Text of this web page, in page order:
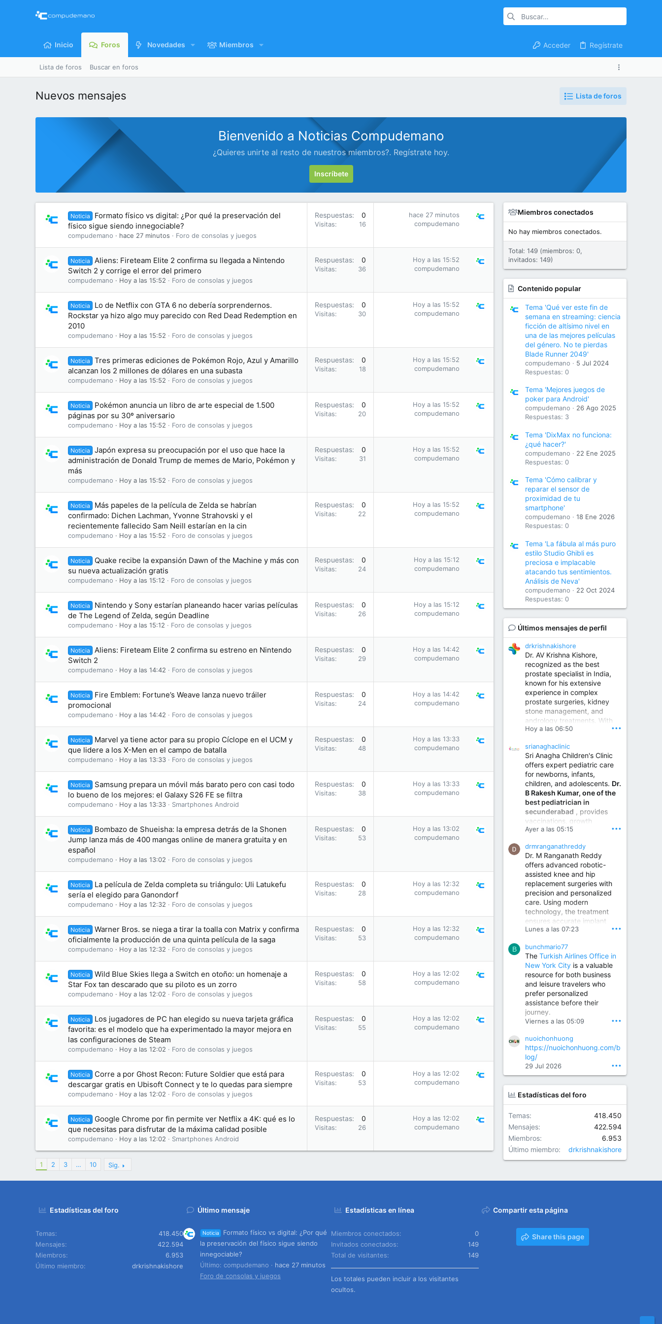
Inicio Foros Novedades Miembros Acceder Regístrate
Lista de foros Buscar en foros
Nuevos mensajes Lista de foros
Bienvenido a Noticias Compudemano
¿Quieres unirte al resto de nuestros miembros?. Regístrate hoy.
Inscríbete
Noticia
Formato físico vs digital: ¿Por qué la preservación del
físico sigue siendo innegociable?
compudemano hace 27 minutos Foro de consolas y juegos
Respuestas 0
Visitas 16
hace 27 minutos
compudemano
Noticia
Aliens: Fireteam Elite 2 confirma su llegada a Nintendo
Switch 2 y corrige el error del primero
compudemano Hoy a las 15:52 Foro de consolas y juegos
Respuestas 0
Visitas 36
Hoy a las 15:52
compudemano
Noticia
Lo de Netflix con GTA 6 no debería sorprendernos.
Rockstar ya hizo algo muy parecido con Red Dead Redemption en
2010
compudemano Hoy a las 15:52 Foro de consolas y juegos
Respuestas 0
Visitas 30
Hoy a las 15:52
compudemano
Noticia
Tres primeras ediciones de Pokémon Rojo, Azul y Amarillo
alcanzan los 2 millones de dólares en una subasta
compudemano Hoy a las 15:52 Foro de consolas y juegos
Respuestas 0
Visitas 18
Hoy a las 15:52
compudemano
Noticia
Pokémon anuncia un libro de arte especial de 1.500
páginas por su 30º aniversario
compudemano Hoy a las 15:52 Foro de consolas y juegos
Respuestas 0
Visitas 20
Hoy a las 15:52
compudemano
Noticia
Japón expresa su preocupación por el uso que hace la
administración de Donald Trump de memes de Mario, Pokémon y
más
compudemano Hoy a las 15:52 Foro de consolas y juegos
Respuestas 0
Visitas 31
Hoy a las 15:52
compudemano
Noticia
Más papeles de la película de Zelda se habrían
confirmado: Dichen Lachman, Yvonne Strahovski y el
recientemente fallecido Sam Neill estarían en la cin
compudemano Hoy a las 15:52 Foro de consolas y juegos
Respuestas 0
Visitas 22
Hoy a las 15:52
compudemano
Noticia
Quake recibe la expansión Dawn of the Machine y más con
su nueva actualización gratis
compudemano Hoy a las 15:12 Foro de consolas y juegos
Respuestas 0
Visitas 24
Hoy a las 15:12
compudemano
Noticia
Nintendo y Sony estarían planeando hacer varias películas
de The Legend of Zelda, según Deadline
compudemano Hoy a las 15:12 Foro de consolas y juegos
Respuestas 0
Visitas 26
Hoy a las 15:12
compudemano
Noticia
Aliens: Fireteam Elite 2 confirma su estreno en Nintendo
Switch 2
compudemano Hoy a las 14:42 Foro de consolas y juegos
Respuestas 0
Visitas 29
Hoy a las 14:42
compudemano
Noticia
Fire Emblem: Fortune’s Weave lanza nuevo tráiler
promocional
compudemano Hoy a las 14:42 Foro de consolas y juegos
Respuestas 0
Visitas 24
Hoy a las 14:42
compudemano
Noticia
Marvel ya tiene actor para su propio Cíclope en el UCM y
que lidere a los X-Men en el campo de batalla
compudemano Hoy a las 13:33 Foro de consolas y juegos
Respuestas 0
Visitas 48
Hoy a las 13:33
compudemano
Noticia
Samsung prepara un móvil más barato pero con casi todo
lo bueno de los mejores: el Galaxy S26 FE se filtra
compudemano Hoy a las 13:33 Smartphones Android
Respuestas 0
Visitas 38
Hoy a las 13:33
compudemano
Noticia
Bombazo de Shueisha: la empresa detrás de la Shonen
Jump lanza más de 400 mangas online de manera gratuita y en
español
compudemano Hoy a las 13:02 Foro de consolas y juegos
Respuestas 0
Visitas 53
Hoy a las 13:02
compudemano
Noticia
La película de Zelda completa su triángulo: Uli Latukefu
sería el elegido para Ganondorf
compudemano Hoy a las 12:32 Foro de consolas y juegos
Respuestas 0
Visitas 28
Hoy a las 12:32
compudemano
Noticia
Warner Bros. se niega a tirar la toalla con Matrix y confirma
oficialmente la producción de una quinta película de la saga
compudemano Hoy a las 12:32 Foro de consolas y juegos
Respuestas 0
Visitas 53
Hoy a las 12:32
compudemano
Noticia
Wild Blue Skies llega a Switch en otoño: un homenaje a
Star Fox tan descarado que su piloto es un zorro
compudemano Hoy a las 12:02 Foro de consolas y juegos
Respuestas 0
Visitas 58
Hoy a las 12:02
compudemano
Noticia
Los jugadores de PC han elegido su nueva tarjeta gráfica
favorita: es el modelo que ha experimentado la mayor mejora en
las configuraciones de Steam
compudemano Hoy a las 12:02 Foro de consolas y juegos
Respuestas 0
Visitas 55
Hoy a las 12:02
compudemano
Noticia
Corre a por Ghost Recon: Future Soldier que está para
descargar gratis en Ubisoft Connect y te lo quedas para siempre
compudemano Hoy a las 12:02 Foro de consolas y juegos
Respuestas 0
Visitas 53
Hoy a las 12:02
compudemano
Noticia
Google Chrome por fin permite ver Netflix a 4K: qué es lo
que necesitas para disfrutar de la máxima calidad posible
compudemano Hoy a las 12:02 Smartphones Android
Respuestas 0
Visitas 26
Hoy a las 12:02
compudemano
1 2 3 … 10 Sig.
Miembros conectados
No hay miembros conectados.
Total: 149 (miembros: 0,
invitados: 149)
Contenido popular
Tema 'Qué ver este fin de
semana en streaming: ciencia
ficción de altísimo nivel en
una de las mejores películas
del género. No te pierdas
Blade Runner 2049'
compudemano
5 Jul 2024
Respuestas: 0
Tema 'Mejores juegos de
poker para Android'
compudemano
26 Ago 2025
Respuestas: 3
Tema 'DixMax no funciona:
¿qué hacer?'
compudemano
22 Ene 2025
Respuestas: 0
Tema 'Cómo calibrar y
reparar el sensor de
proximidad de tu
smartphone'
compudemano
18 Ene 2026
Respuestas: 0
Tema 'La fábula al más puro
estilo Studio Ghibli es
preciosa e implacable
atacando tus sentimientos.
Análisis de Neva'
compudemano
22 Oct 2024
Respuestas: 0
Últimos mensajes de perfil
drkrishnakishore
Dr. AV Krishna Kishore,
recognized as the best
prostate specialist in India,
known for his extensive
experience in complex
prostate surgeries, kidney
stone management, and
andrology treatments. With
years of surgical practice and
invasive and robotic
techniques.
Best Urologist in Vijayawada | Urology Specialist in Vijayawada
Dr. A. V. Krishna Kishore,
the Best Urologist...
www.drkrishnakishore.com
Hoy a las 06:50 •••
srianaghaclinic
Sri Anagha Children's Clinic
offers expert pediatric care
for newborns, infants,
children, and adolescents. Dr.
B Rakesh Kumar, one of the
best pediatrician in
secunderabad , provides
vaccinations, growth
monitoring, newborn care,
illnesses, nutrition guidance,
and preventive healthcare in
a child-friendly environment.
Children Hospital in Secunderabad | Best Pediatrician in Hyderabad | Neonatologist in Medchal
Our pediatrician and
Neonatologist team at...
www.srianaghaclinic.com
Ayer a las 05:15 •••
drmranganathreddy
Dr. M Ranganath Reddy
offers advanced robotic-
assisted knee and hip
replacement surgeries with
precision and personalized
care. Using modern
technology, the treatment
ensures accurate implant
placement, reduced pain,
improved joint function,
helping patients return to an
active and comfortable
lifestyle.
Orthopedic Surgeon in Kondapur | Best Orthopedic Doctor in Kondapur | Dr. M. Ranganath Reddy
Consult Dr. M. Ranganath
Reddy, the best...
www.drranganathreddy.co
m
Lunes a las 07:23 •••
B bunchmario77
The Turkish Airlines Office in
New York City is a valuable
resource for both business
and leisure travelers who
prefer personalized
assistance before their
journey.
Viernes a las 05:09 •••
nuoichonhuong
https://nuoichonhuong.com/b
log/
29 Jul 2026 •••
Estadísticas del foro
Temas
418.450
Mensajes
422.594
Miembros
6.953
Último miembro
drkrishnakishore
Estadísticas del foro
Temas
418.450
Mensajes
422.594
Miembros
6.953
Último miembro
drkrishnakishore
Último mensaje
Noticia
Formato físico vs digital: ¿Por qué
la preservación del físico sigue siendo
innegociable?
Último: compudemano
hace 27 minutos
Foro de consolas y juegos
Estadísticas en línea
Miembros conectados
0
Invitados conectados
149
Total de visitantes
149
Los totales pueden incluir a los visitantes
ocultos.
Compartir esta página
Share this page